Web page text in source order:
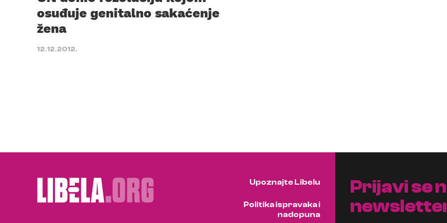
osuđuje genitalno sakaćenje
žena
12.12.2012.
Upoznajte Libelu
Politika ispravaka i
nadopuna
Prijavi se